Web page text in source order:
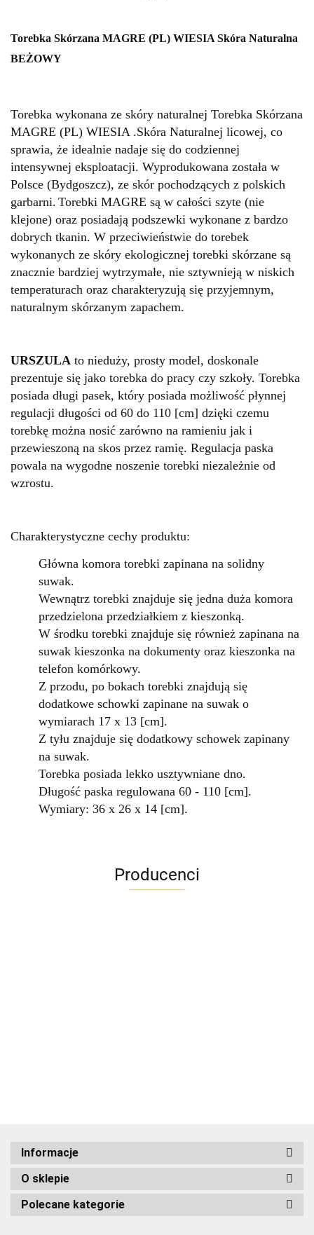
Torebka Skórzana MAGRE (PL) WIESIA Skóra Naturalna
BEŻOWY
Torebka wykonana ze skóry naturalnej Torebka Skórzana
MAGRE (PL) WIESIA .Skóra Naturalnej licowej, co
sprawia, że idealnie nadaje się do codziennej
intensywnej eksploatacji. Wyprodukowana została w
Polsce (Bydgoszcz), ze skór pochodzących z polskich
garbarni. Torebki MAGRE są w całości szyte (nie
klejone) oraz posiadają podszewki wykonane z bardzo
dobrych tkanin. W przeciwieństwie do torebek
wykonanych ze skóry ekologicznej torebki skórzane są
znacznie bardziej wytrzymałe, nie sztywnieją w niskich
temperaturach oraz charakteryzują się przyjemnym,
naturalnym skórzanym zapachem.
URSZULA to nieduży, prosty model, doskonale
prezentuje się jako torebka do pracy czy szkoły. Torebka
posiada długi pasek, który posiada możliwość płynnej
regulacji długości od 60 do 110 [cm] dzięki czemu
torebkę można nosić zarówno na ramieniu jak i
przewieszoną na skos przez ramię. Regulacja paska
powala na wygodne noszenie torebki niezależnie od
wzrostu.
Charakterystyczne cechy produktu:
Główna komora torebki zapinana na solidny
suwak.
Wewnątrz torebki znajduje się jedna duża komora
przedzielona przedziałkiem z kieszonką.
W środku torebki znajduje się również zapinana na
suwak kieszonka na dokumenty oraz kieszonka na
telefon komórkowy.
Z przodu, po bokach torebki znajdują się
dodatkowe schowki zapinane na suwak o
wymiarach 17 x 13 [cm].
Z tyłu znajduje się dodatkowy schowek zapinany
na suwak.
Torebka posiada lekko usztywniane dno.
Długość paska regulowana 60 - 110 [cm].
Wymiary: 36 x 26 x 14 [cm].
Producenci
Informacje
O sklepie
Polecane kategorie